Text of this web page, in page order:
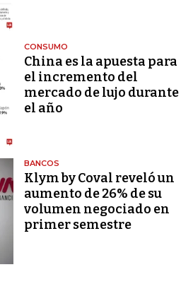
CONSUMO
China es la apuesta para
el incremento del
mercado de lujo durante
el año
BANCOS
Klym by Coval reveló un
aumento de 26% de su
volumen negociado en
primer semestre